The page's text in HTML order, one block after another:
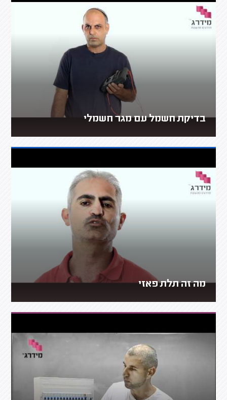
בדיקת חשמל עם מגר חשמלי
מה זה תלת פאזי